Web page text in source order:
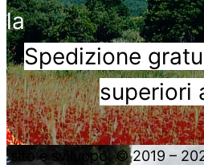
la
Spedizione
superiori
sito e sviluppo: © 2019 –